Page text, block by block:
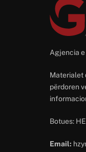
Agjencia
Materialet
përdoren
Botues:
Email: